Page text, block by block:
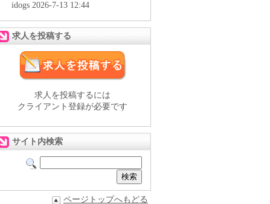
idogs 2026-7-13 12:44
求人を投稿する
求人を投稿するには
クライアント登録が必要です
サイト内検索
ページトップへもどる